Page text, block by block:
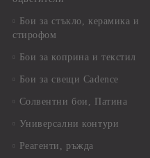
Бои за стъкло, керамика и
стирофом
Бои за коприна и текстил
Бои за свещи Cadence
Солвентни бои, Патина
Универсални контури
Реагенти, ръжда